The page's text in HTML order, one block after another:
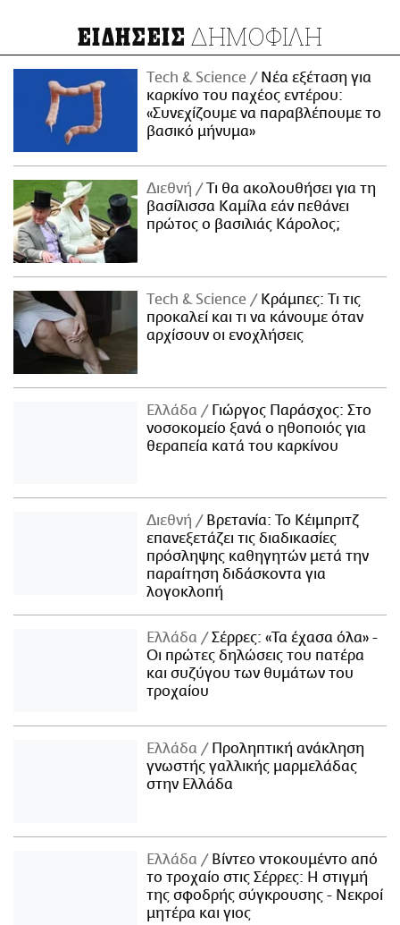
ΕΙΔΗΣΕΙΣ ΔΗΜΟΦΙΛΗ
Τech & Science
Νέα εξέταση για
καρκίνο του παχέος εντέρου:
«Συνεχίζουμε να παραβλέπουμε το
βασικό μήνυμα»
Διεθνή
Τι θα ακολουθήσει για τη
βασίλισσα Καμίλα εάν πεθάνει
πρώτος ο βασιλιάς Κάρολος;
Τech & Science
Κράμπες: Τι τις
προκαλεί και τι να κάνουμε όταν
αρχίσουν οι ενοχλήσεις
Ελλάδα
Γιώργος Παράσχος: Στο
νοσοκομείο ξανά ο ηθοποιός για
θεραπεία κατά του καρκίνου
Διεθνή
Βρετανία: Το Κέιμπριτζ
επανεξετάζει τις διαδικασίες
πρόσληψης καθηγητών μετά την
παραίτηση διδάσκοντα για
λογοκλοπή
Ελλάδα
Σέρρες: «Τα έχασα όλα» -
Οι πρώτες δηλώσεις του πατέρα
και συζύγου των θυμάτων του
τροχαίου
Ελλάδα
Προληπτική ανάκληση
γνωστής γαλλικής μαρμελάδας
στην Ελλάδα
Ελλάδα
Βίντεο ντοκουμέντο από
το τροχαίο στις Σέρρες: Η στιγμή
της σφοδρής σύγκρουσης - Νεκροί
μητέρα και γιος